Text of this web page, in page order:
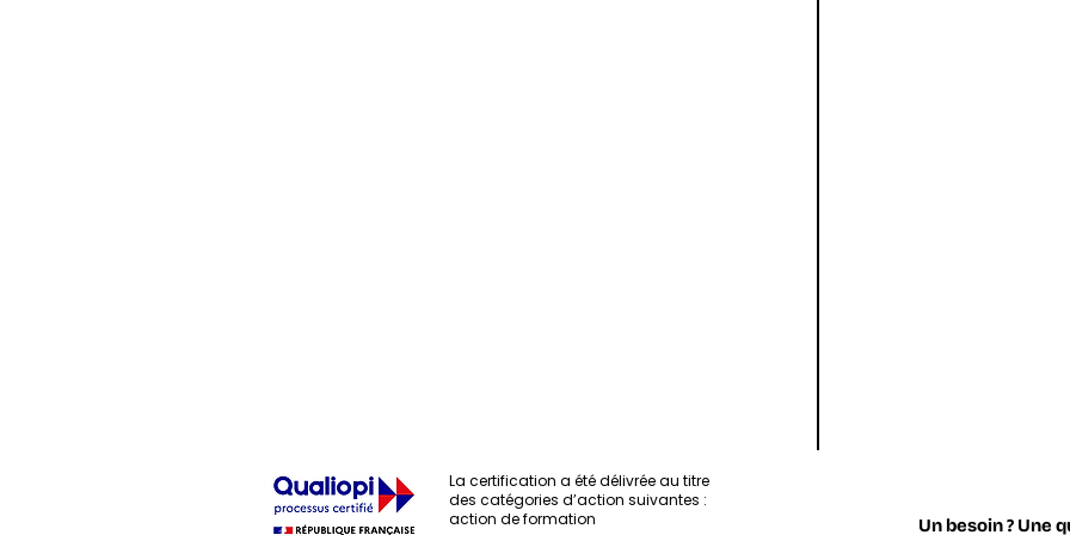
La certification a été délivrée au titre
des catégories d’action suivantes :
action de formation
Un besoin ? Une